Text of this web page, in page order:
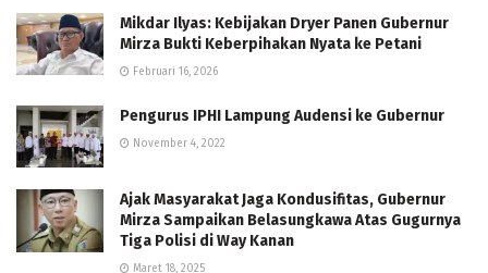
Mikdar Ilyas: Kebijakan Dryer Panen Gubernur
Mirza Bukti Keberpihakan Nyata ke Petani
Februari 16, 2026
Pengurus IPHI Lampung Audensi ke Gubernur
November 4, 2022
Ajak Masyarakat Jaga Kondusifitas, Gubernur
Mirza Sampaikan Belasungkawa Atas Gugurnya
Tiga Polisi di Way Kanan
Maret 18, 2025